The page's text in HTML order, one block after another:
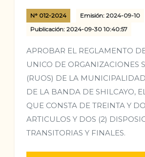
N° 012-2024
Emisión: 2024-09-10
Publicación: 2024-09-30 10:40:57
APROBAR EL REGLAMENTO
UNICO DE ORGANIZACIONES
(RUOS) DE LA
DE LA BANDA DE SHILCAYO,
QUE CONSTA DE TREINTA Y
ARTICULOS Y DOS (2)
TRANSITORIAS Y FINALES.